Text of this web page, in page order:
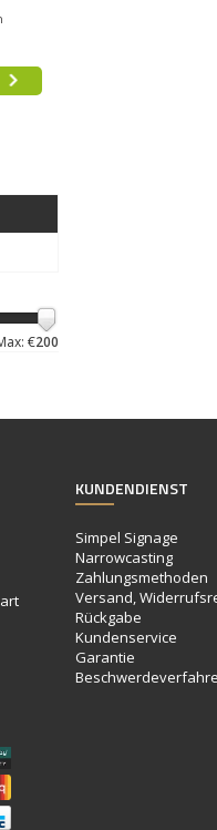
€200
KUNDENDIENST
Simpel Signage
Narrowcasting
Zahlungsmethoden
Versand,
Rückgabe
Kundenservice
Garantie